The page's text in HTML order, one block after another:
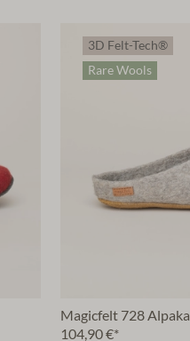
3D Felt-Tech®
Rare Wools
Magicfelt 728 Alpaka
104,90 €*